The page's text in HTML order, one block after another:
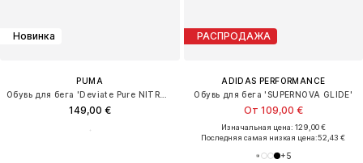
Новинка
PUMA
149,00 €
РАСПРОДАЖА
ADIDAS PERFORMANCE
Обувь для бега 'SUPERNOVA GLIDE'
От 109,00 €
Изначальная цена: 129,00 €
Последняя самая низкая цена:52,43 €
+5